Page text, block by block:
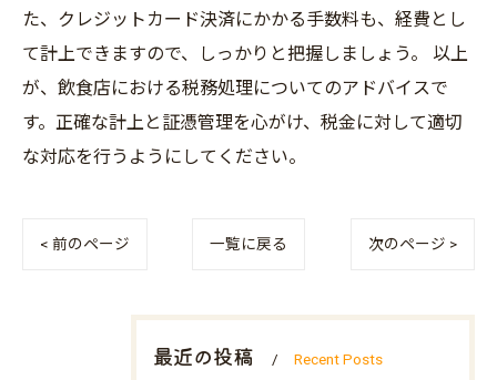
た、クレジットカード決済にかかる手数料も、経費とし
て計上できますので、しっかりと把握しましょう。 以上
が、飲食店における税務処理についてのアドバイスで
す。正確な計上と証憑管理を心がけ、税金に対して適切
な対応を行うようにしてください。
< 前のページ 一覧に戻る 次のページ >
最近の投稿 Recent Posts